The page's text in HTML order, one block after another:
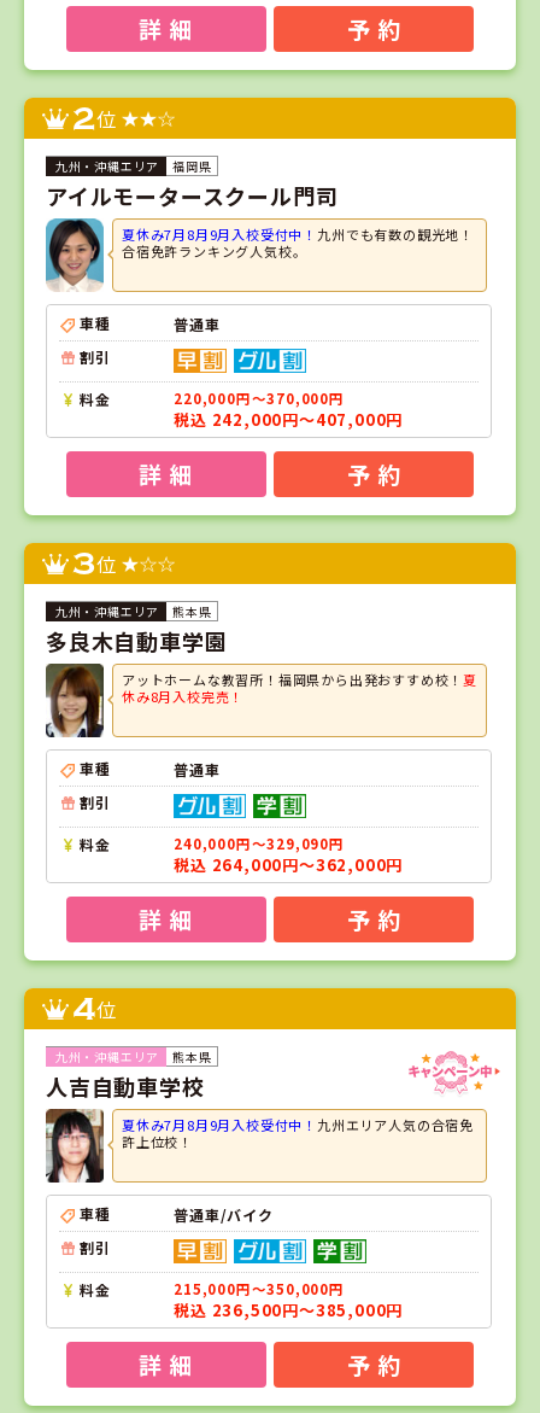
詳 細 予 約
2位
福岡県
アイルモータースクール門司
夏休み7月8月9月入校受付中！ 九州でも有数の観光地！
合宿免許ランキング人気校。
車種
普通車
割引
料金 220,000円～370,000円
税込 242,000円～407,000円
詳 細 予 約
3位
熊本県
多良木自動車学園
アットホームな教習所！福岡県から出発おすすめ校！夏
休み8月入校完売！
車種
普通車
割引
料金 240,000円～329,090円
税込 264,000円～362,000円
詳 細 予 約
4位
熊本県
人吉自動車学校
夏休み7月8月9月入校受付中！ 九州エリア人気の合宿免
許上位校！
車種
普通車/バイク
割引
料金 215,000円～350,000円
税込 236,500円～385,000円
詳 細 予 約